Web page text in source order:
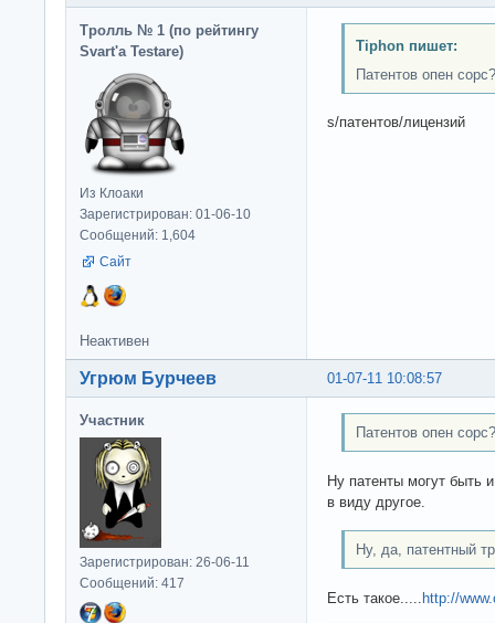
Тролль № 1 (по рейтингу
Svart'а Testare)
Из Клоаки
Зарегистрирован: 01-06-10
Сообщений: 1,604
Сайт
Tiphon пишет:
Патентов опен сорс?
s/патентов/лицензий
Неактивен
01-07-11 10:08:57
Угрюм Бурчеев
Участник
Зарегистрирован: 26-06-11
Сообщений: 417
Патентов опен сорс?
Ну патенты могут быть
в виду другое.
Ну, да, патентный
Есть такое..... http://